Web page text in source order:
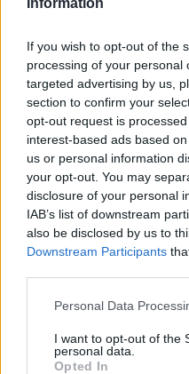
Information
If you wish to opt-out of the
processing of your personal
targeted advertising by us,
section to confirm your
opt-out request is
interest-based ads based
us or personal information
your opt-out. You may
disclosure of your personal
IAB’s list of downstream
also be disclosed by us to
Downstream Participants
Personal Data
I want to opt-out of the
personal data.
Opted In
Katru apviļā
izklāta ar cepamo